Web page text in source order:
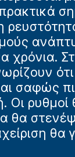
χρόνια.
σαφώς
Οι
θα
θα